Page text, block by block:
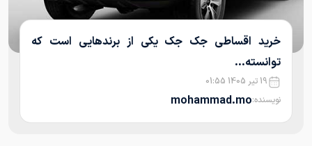
خرید اقساطی جک جک یکی از برندهایی است که
توانسته...
19 تیر 1405 01:55
نویسنده:mohammad.mo